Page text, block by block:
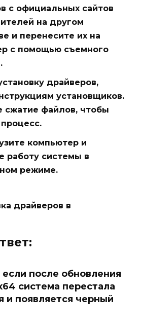
с официальных сайтов
на другом
и перенесите их на
с помощью съемного
драйверов,
установщиков.
сжатие файлов, чтобы
компьютер и
работу системы в
режиме.
драйверов в
после обновления
система перестала
и появляется черный